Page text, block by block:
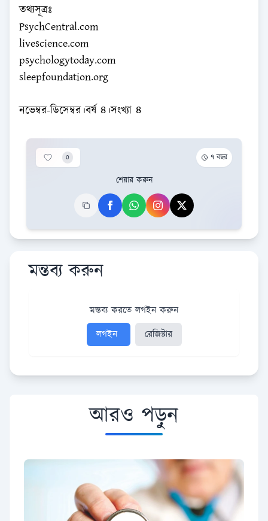
তথ্যসূত্রঃ
PsychCentral.com
livescience.com
psychologytoday.com
sleepfoundation.org
নভেম্বর-ডিসেম্বর।বর্ষ ৪।সংখ্যা ৪
0 ৭ বছর
শেয়ার করুন
মন্তব্য করুন
মন্তব্য করতে লগইন করুন
লগইন
রেজিষ্টার
আরও পড়ুন